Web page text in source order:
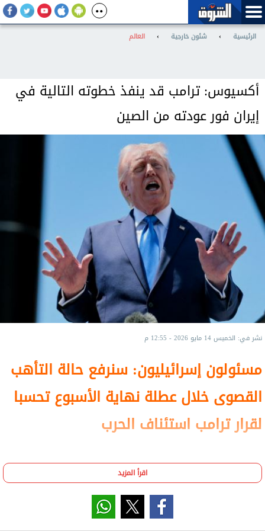
الرئيسية › شئون خارجية › العالم
أكسيوس: ترامب قد ينفذ خطوته التالية في
إيران فور عودته من الصين
نشر في: الخميس 14 مايو 2026 - 12:55 م
مسئولون إسرائيليون: سنرفع حالة التأهب
القصوى خلال عطلة نهاية الأسبوع تحسبا
لقرار ترامب استئناف الحرب
أفاد موقع «أكسيوس» بأن الرئيس الأمريكي دونالد
ترامب، قد يتخذ خطوات تصعيدية جديدة تجاه إيران
فور عودته من زيارته إلى الصين، في وقت كشفت
اقرأ المزيد